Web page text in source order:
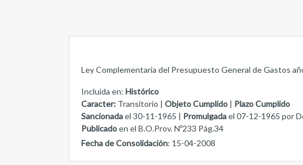
Ley Complementaria del Presupuesto General de Gastos
Incluida en: Histórico
Caracter: Transitorio | Objeto Cumplido
Plazo Cumplido
Sancionadael 30-11-1965 | Promulgadael 07-12-1965 por
Publicadoen el B.O.Prov. Nº233 Pág.34
Fecha de Consolidación: 15-04-2008